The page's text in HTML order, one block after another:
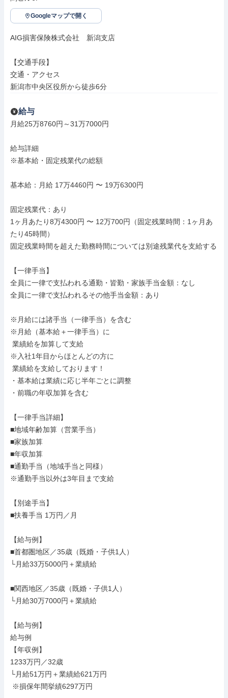
Googleマップで開く
AIG損害保険株式会社　新潟支店
【交通手段】
交通・アクセス
新潟市中央区役所から徒歩6分
給与
月給25万8760円～31万7000円
給与詳細
※基本給・固定残業代の総額
基本給：月給 17万4460円 〜 19万6300円
固定残業代：あり
1ヶ月あたり8万4300円 〜 12万700円（固定残業時間：1ヶ月あ
たり45時間）
固定残業時間を超えた勤務時間については別途残業代を支給する
【一律手当】
全員に一律で支払われる通勤・皆勤・家族手当金額：なし
全員に一律で支払われるその他手当金額：あり
※月給には諸手当（一律手当）を含む
※月給（基本給＋一律手当）に
※入社1年目からほとんどの方に
・基本給は業績に応じ半年ごとに調整
・前職の年収加算を含む
【一律手当詳細】
■地域年齢加算（営業手当）
■家族加算
■年収加算
■通勤手当（地域手当と同様）
※通勤手当以外は3年目まで支給
【別途手当】
■扶養手当 1万円／月
【給与例】
■首都圏地区／35歳（既婚・子供1人）
└月給33万5000円＋業績給
■関西地区／35歳（既婚・子供1人）
└月給30万7000円＋業績給
【給与例】
給与例
【年収例】
1233万円／32歳
└月給51万円＋業績給621万円